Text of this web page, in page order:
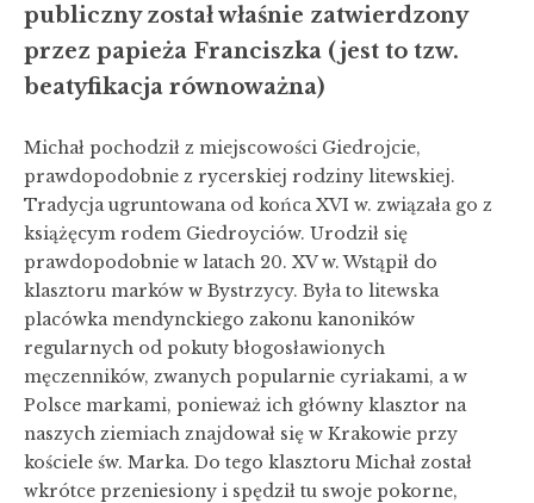
publiczny został właśnie zatwierdzony
przez papieża Franciszka (jest to tzw.
beatyfikacja równoważna)
Michał pochodził z miejscowości Giedrojcie,
prawdopodobnie z rycerskiej rodziny litewskiej.
Tradycja ugruntowana od końca XVI w. związała go z
książęcym rodem Giedroyciów. Urodził się
prawdopodobnie w latach 20. XV w. Wstąpił do
klasztoru marków w Bystrzycy. Była to litewska
placówka mendynckiego zakonu kanoników
regularnych od pokuty błogosławionych
męczenników, zwanych popularnie cyriakami, a w
Polsce markami, ponieważ ich główny klasztor na
naszych ziemiach znajdował się w Krakowie przy
kościele św. Marka. Do tego klasztoru Michał został
wkrótce przeniesiony i spędził tu swoje pokorne,